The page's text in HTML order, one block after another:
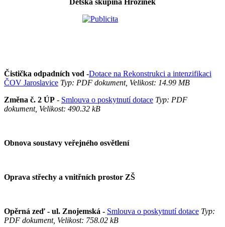
Dětská skupina Hrozínek
Čistička odpadních vod -Dotace na Rekonstrukci a intenzifikaci
ČOV Jaroslavice Typ: PDF dokument, Velikost: 14.99 MB
Změna č. 2 ÚP - Smlouva o poskytnutí dotace Typ: PDF
dokument, Velikost: 490.32 kB
Obnova soustavy veřejného osvětlení
Oprava střechy a vnitřních prostor ZŠ
Opěrná zeď - ul. Znojemská - Smlouva o poskytnutí dotace Typ:
PDF dokument, Velikost: 758.02 kB